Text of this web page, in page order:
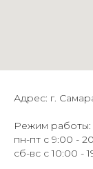
Адрес: г.
Режим работы:
пн-пт с 9:00 -
сб-вс с 10:00 -